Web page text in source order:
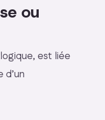
ou
est liée